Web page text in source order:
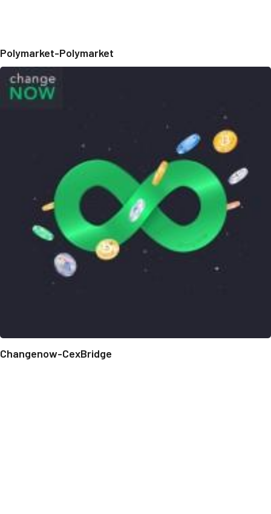
Polymarket-Polymarket
Changenow-CexBridge